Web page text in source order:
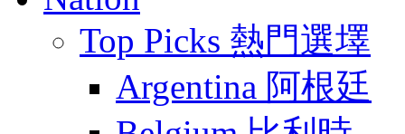
Top Picks 熱門選墿
Argentina 阿根廷